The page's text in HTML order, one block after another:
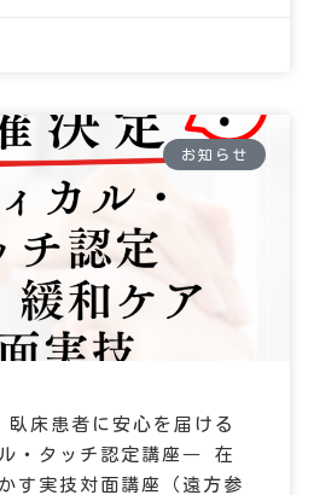
お知らせ
臥床患者に安心を届ける
・タッチ認定講座― 在
す実技対面講座（遠方参